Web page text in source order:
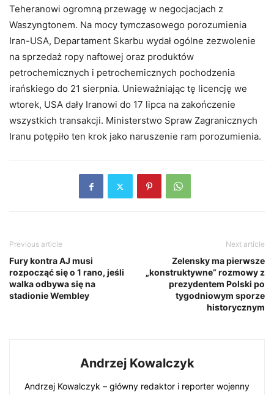
Teheranowi ogromną przewagę w negocjacjach z
Waszyngtonem. Na mocy tymczasowego porozumienia
Iran-USA, Departament Skarbu wydał ogólne zezwolenie
na sprzedaż ropy naftowej oraz produktów
petrochemicznych i petrochemicznych pochodzenia
irańskiego do 21 sierpnia. Unieważniając tę licencję we
wtorek, USA dały Iranowi do 17 lipca na zakończenie
wszystkich transakcji. Ministerstwo Spraw Zagranicznych
Iranu potępiło ten krok jako naruszenie ram porozumienia.
Previous article
Fury kontra AJ musi
rozpocząć się o 1 rano, jeśli
walka odbywa się na
stadionie Wembley
Next article
Zelensky ma pierwsze
„konstruktywne” rozmowy z
prezydentem Polski po
tygodniowym sporze
historycznym
Andrzej Kowalczyk
Andrzej Kowalczyk – główny redaktor i reporter wojenny